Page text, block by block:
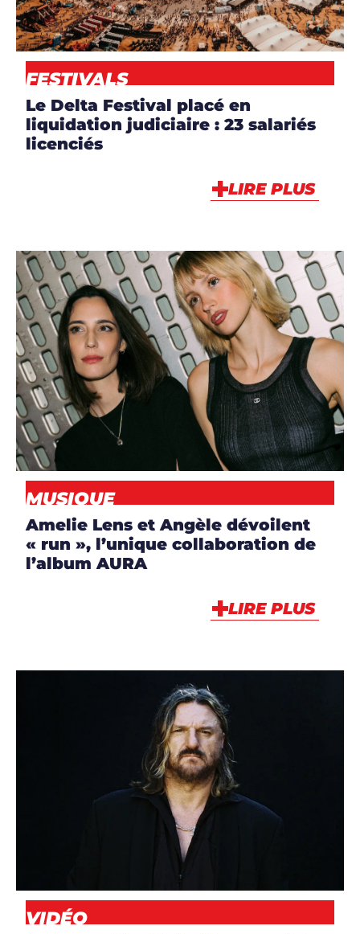
NEWS
FESTIVALS
Le Delta Festival placé en
liquidation judiciaire : 23 salariés
licenciés
LIRE PLUS
ARTICLES,ARTISTES,
ARTISTES,DJS,
MUSIQUE
,NEWS
MUSIQUE
Amelie Lens et Angèle dévoilent
« run », l’unique collaboration de
l’album AURA
LIRE PLUS
ARTICLES,ARTISTES
DJS,NEWS
VIDÉO
VIDÉO